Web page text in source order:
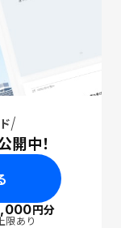
開中！
円分
限あり